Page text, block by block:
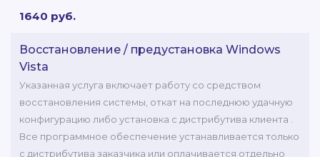
1640 руб.
Восстановление / предустановка Windows
Vista
Указанная услуга включает работу со средством
восстановления системы, откат на последнюю удачную
конфигурацию либо установка с дистрибутива клиента .
Все программное обеспечение устанавливается только
с дистрибутива заказчика или оплачивается отдельно